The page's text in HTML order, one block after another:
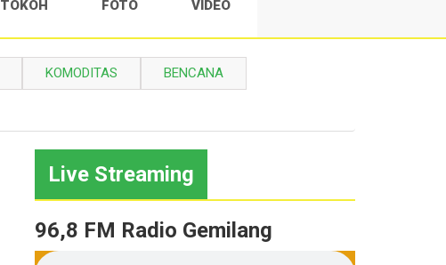
TOKOH FOTO VIDEO
KOMODITAS BENCANA
Live Streaming
96,8 FM Radio Gemilang